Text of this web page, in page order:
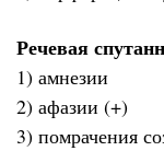
Речевая
1) амнезии
2) афазии (+)
3) помрачения